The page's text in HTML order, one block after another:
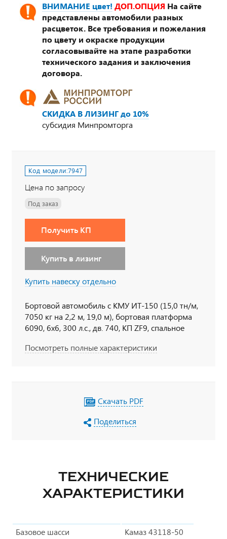
ВНИМАНИЕ цвет! ДОП.ОПЦИЯ На сайте
представлены автомобили разных
расцветок. Все требования и пожелания
по цвету и окраске продукции
согласовывайте на этапе разработки
технического задания и заключения
договора.
СКИДКА В ЛИЗИНГ до 10%
субсидия Минпромторга
Код модели:7947
Цена по запросу
Под заказ
Получить КП
Купить в лизинг
Купить навеску отдельно
Бортовой автомобиль с КМУ ИТ-150 (15,0 тн/м,
7050 кг на 2,2 м, 19,0 м), бортовая платформа
6090, 6х6, 300 л.с., дв. 740, КП ZF9, спальное
Посмотреть полные характеристики
Скачать PDF
Поделиться
ТЕХНИЧЕСКИЕ
ХАРАКТЕРИСТИКИ
Базовое шасси Камаз 43118-50